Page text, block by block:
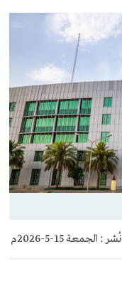
نُشر : الجمعة 15-5-2026م